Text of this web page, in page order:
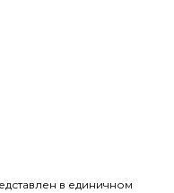
в единичном